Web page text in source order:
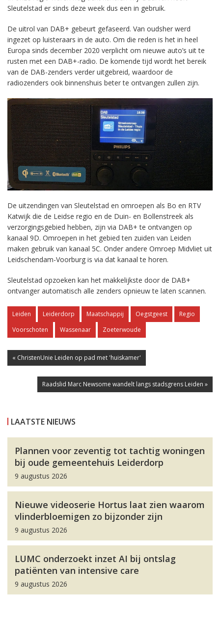
Sleutelstad er sinds deze week dus een in gebruik.
De uitrol van DAB+ gebeurt gefaseerd. Van oudsher werd
ingezet op luisteraars in de auto. Om die reden is het in heel
Europa sinds december 2020 verplicht om nieuwe auto’s uit te
rusten met een DAB+-radio. De komende tijd wordt het bereik
van de DAB-zenders verder uitgebreid, waardoor de
radiozenders ook binnenshuis beter te ontvangen zullen zijn.
De uitzendingen van Sleutelstad en omroepen als Bo en RTV
Katwijk die de Leidse regio en de Duin- en Bollenstreek als
verzorgingsgebied hebben, zijn via DAB+ te ontvangen op
kanaal 9D. Omroepen in het gebied ten zuiden van Leiden
maken gebruik van kanaal 5C. Onder andere Omroep Midvliet uit
Leidschendam-Voorburg is via dat kanaal te horen.
Sleutelstad opzoeken kan het makkelijkste door de DAB+
ontvanger automatisch alle zenders opnieuw te laten scannen.
Leiden Leiderdorp Maatschappij Oegstgeest
Regio
Voorschoten
Wassenaar Zoeterwoude
« ChristenUnie Leiden op pad met 'huiskamer'
Raadslid Marc Newsome wandelt langs stadsgrens Leiden »
LAATSTE NIEUWS
Plannen voor zeventig tot tachtig woningen
bij oude gemeentehuis Leiderdorp
9 augustus 2026
Nieuwe videoserie Hortus laat zien waarom
vlinderbloemigen zo bijzonder zijn
9 augustus 2026
LUMC onderzoekt inzet AI bij ontslag
patiënten van intensive care
9 augustus 2026